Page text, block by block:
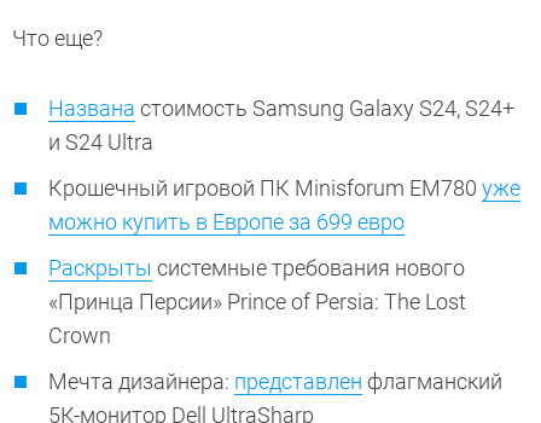
Что еще?
Названа стоимость Samsung Galaxy S24, S24+
и S24 Ultra
Крошечный игровой ПК Minisforum EM780 уже
можно купить в Европе за 699 евро
Раскрыты системные требования нового
«Принца Персии» Prince of Persia: The Lost
Crown
Мечта дизайнера: представлен флагманский
5К-монитор Dell UltraSharp